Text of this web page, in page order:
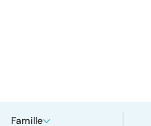
Famille